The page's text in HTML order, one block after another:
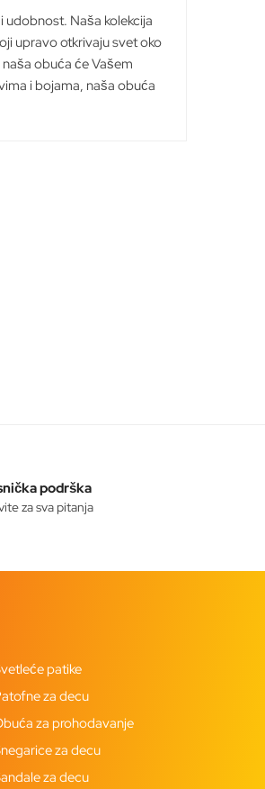
biti
izabrane
na
stranici
udobnost. Naša kolekcija
upravo otkrivaju svet oko
obuća će Vašem
i bojama, naša obuća
podrška
za sva pitanja
patike
za decu
za prohodavanje
za decu
za decu